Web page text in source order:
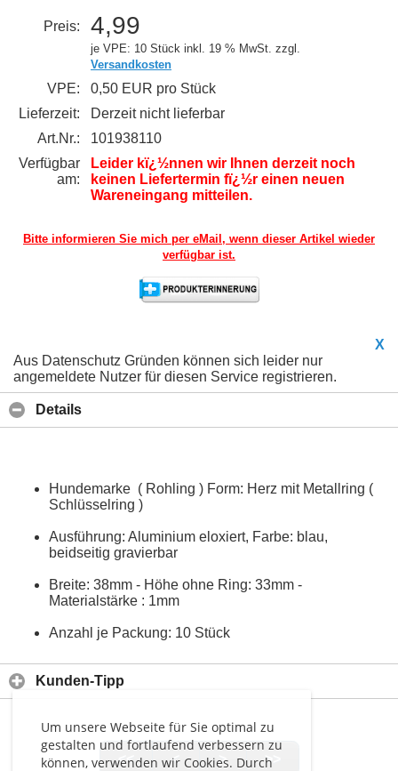
Um unsere Webseite für Sie optimal zu
gestalten und fortlaufend verbessern zu
können, verwenden wir Cookies. Durch
Preis: 4,99
je VPE: 10 Stück inkl. 19 % MwSt. zzgl.
Versandkosten
VPE:
0,50 EUR pro Stück
Lieferzeit:
Derzeit nicht lieferbar
Art.Nr.:
101938110
Verfügbar
am:
Leider kï¿½nnen wir Ihnen derzeit noch
keinen Liefertermin fï¿½r einen neuen
Wareneingang mitteilen.
Bitte informieren Sie mich per eMail, wenn dieser Artikel wieder
verfügbar ist.
X
Aus Datenschutz Gründen können sich leider nur
angemeldete Nutzer für diesen Service registrieren.
Details
Hundemarke ( Rohling ) Form: Herz mit Metallring (
Schlüsselring )
Ausführung: Aluminium eloxiert, Farbe: blau,
beidseitig gravierbar
Breite: 38mm - Höhe ohne Ring: 33mm -
Materialstärke : 1mm
Anzahl je Packung: 10 Stück
Kunden-Tipp
<< < > >>